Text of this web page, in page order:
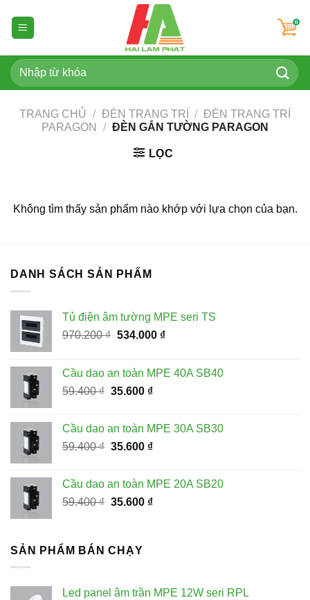
content
Tìm
kiếm:
TRANG CHỦ / ĐÈN TRANG TRÍ / ĐÈN TRANG TRÍ
PARAGON
/ ĐÈN GẮN TƯỜNG PARAGON
LỌC
Không tìm thấy sản phẩm nào khớp với lựa chọn của bạn.
DANH SÁCH SẢN PHẨM
Tủ điện âm tường MPE seri TS
970.200₫ Giá
970.200 ₫.
534.000 ₫Giá
là:
Cầu dao an toàn MPE 40A SB40
59.400₫ Giá
59.400 ₫.
35.600 ₫Giá
là:
35.600 ₫.
Cầu dao an toàn MPE 30A SB30
59.400₫ Giá
59.400 ₫.
35.600 ₫Giá
là:
35.600 ₫.
Cầu dao an toàn MPE 20A SB20
59.400₫ Giá
59.400 ₫.
35.600 ₫Giá
SẢN PHẨM BÁN CHẠY
Led panel âm trần MPE 12W seri RPL